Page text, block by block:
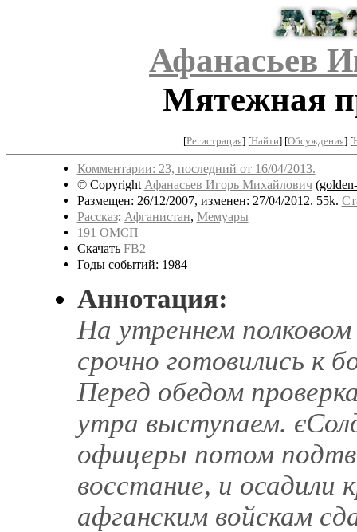
Афанасьев
Мятежная
[Регистрация] [Найти] [Обсуждения] [
Комментарии: 23, последний от 16/04/2013.
© CopyrightАфанасьев Игорь Михайлович(
Размещен: 26/12/2007, изменен: 27/04/2012. 55k.
Рассказ: Афганистан, Мемуары
191 ОМСП
Скачать FB2
Годы событий: 1984
Аннотация:
На утреннем
срочно готовились к
Перед обедом
утра выступаем.
офицеры потом
восстание, и осадили
афганским войскам